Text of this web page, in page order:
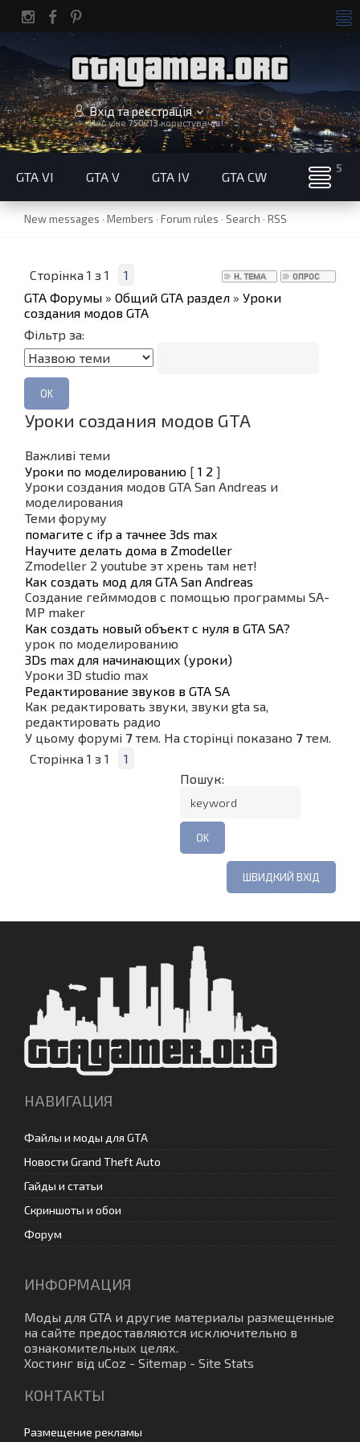
Вхід та реєстрація
Нас уже750213користувачів!
GTA VI GTA V GTA IV GTA CW
New messages · Members · Forum rules · Search · RSS
Сторінка 1 з 1
1
GTA Форумы » Общий GTA раздел » Уроки
создания модов GTA
Фільтр за:
Уроки создания модов GTA
Важливі теми
Уроки по моделированию [ 1 2 ]
Уроки создания модов GTA San Andreas и
моделирования
Теми форуму
помагите с ifp а тачнее 3ds max
Научите делать дома в Zmodeller
Zmodeller 2 youtube эт хрень там нет!
Как создать мод для GTA San Andreas
Создание гейммодов с помощью программы SA-
MP maker
Как создать новый объект с нуля в GTA SA?
урок по моделированию
3Ds max для начинающих (уроки)
Уроки 3D studio max
Редактирование звуков в GTA SA
Как редактировать звуки, звуки gta sa,
редактировать радио
У цьому форумі 7тем. На сторінці показано 7тем.
Сторінка 1 з 1
1
Пошук:
НАВИГАЦИЯ
Файлы и моды для GTA
Новости Grand Theft Auto
Гайды и статьи
Скриншоты и обои
Форум
ИНФОРМАЦИЯ
Моды для GTA и другие материалы размещенные
на сайте предоставляются исключительно в
ознакомительных целях.
Хостинг від uCoz - Sitemap - Site Stats
КОНТАКТЫ
Размещение рекламы